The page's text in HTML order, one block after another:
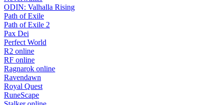
ODIN: Valhalla Rising
Path of Exile
Path of Exile 2
Pax Dei
Perfect World
R2 online
RF online
Ragnarok online
Ravendawn
Royal Quest
RuneScape